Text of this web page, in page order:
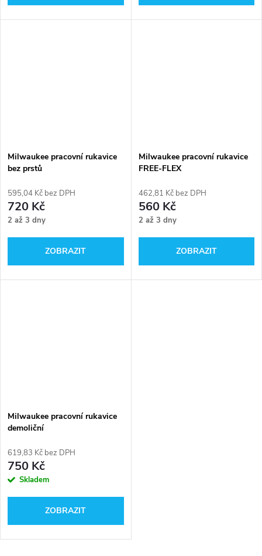
Milwaukee pracovní rukavice
bez prstů
595,04 Kč bez DPH
720 Kč
2 až 3 dny
ZOBRAZIT
Milwaukee pracovní rukavice
FREE-FLEX
462,81 Kč bez DPH
560 Kč
2 až 3 dny
ZOBRAZIT
Milwaukee pracovní rukavice
demoliční
619,83 Kč bez DPH
750 Kč
Skladem
ZOBRAZIT